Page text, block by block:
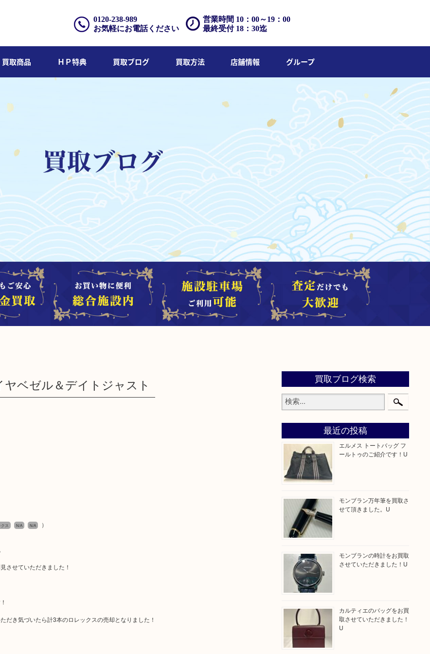
営業時間 10：00～19：00
最終受付 18：30迄
0120-238-989
お気軽にお電話ください
買取商品 ＨＰ特典 買取ブログ 買取方法 店舗情報 グループ
ベゼル＆デイトジャスト
ス N/A N/A
）
させていただきました！
だき気づいたら計3本のロレックスの売却となりました！
買取ブログ検索
最近の投稿
エルメス トートバッグ フ
ールトゥのご紹介です！U
モンブラン万年筆を買取さ
せて頂きました。U
モンブランの時計をお買取
させていただきました！U
カルティエのバッグをお買
取させていただきました！
U